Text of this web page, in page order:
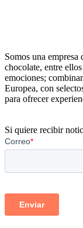
Somos una
chocolate, entre
emociones;
Europea, con
para ofrecer
Si quiere recibir